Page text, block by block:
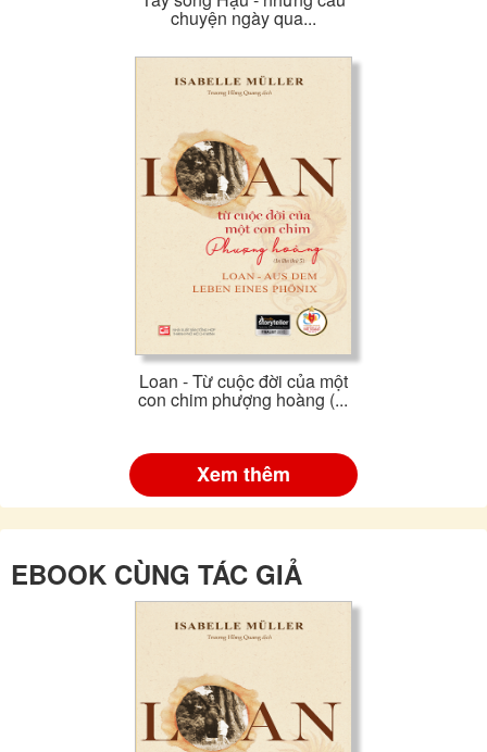
chuyện ngày qua...
Loan - Từ cuộc đời của một
con chim phượng hoàng (...
Xem thêm
EBOOK CÙNG TÁC GIẢ